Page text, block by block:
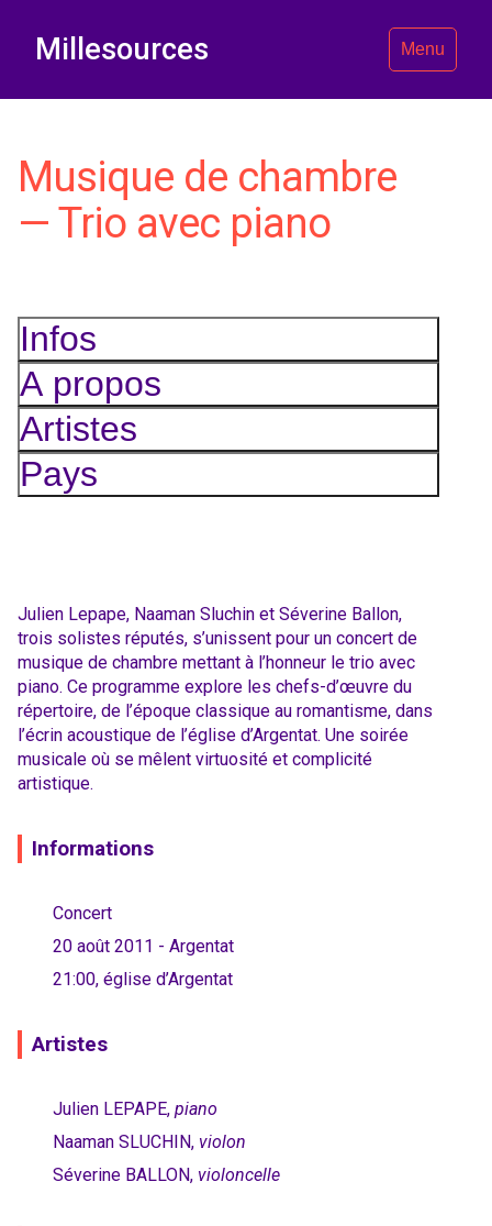
Millesources Menu
Musique de chambre
— Trio avec piano
Infos
A propos
Artistes
Pays
Julien Lepape, Naaman Sluchin et Séverine Ballon,
trois solistes réputés, s’unissent pour un concert de
musique de chambre mettant à l’honneur le trio avec
piano. Ce programme explore les chefs-d’œuvre du
répertoire, de l’époque classique au romantisme, dans
l’écrin acoustique de l’église d’Argentat. Une soirée
musicale où se mêlent virtuosité et complicité
artistique.
Informations
Concert
20 août 2011 - Argentat
21:00, église d’Argentat
Artistes
Julien LEPAPE, piano
Naaman SLUCHIN, violon
Séverine BALLON, violoncelle